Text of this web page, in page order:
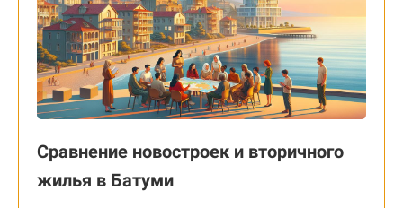
Сравнение новостроек и вторичного
жилья в Батуми